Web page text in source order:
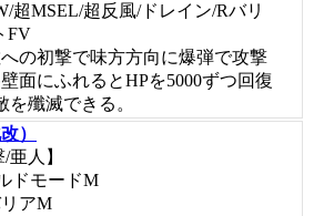
超MSEL/超反風/ドレイン/Rバリ
FV
の初撃で味方方向に爆弾で攻撃
面にふれるとHPを5000ずつ回復
を殲滅できる。
）
亜人】
ドモードM
アM